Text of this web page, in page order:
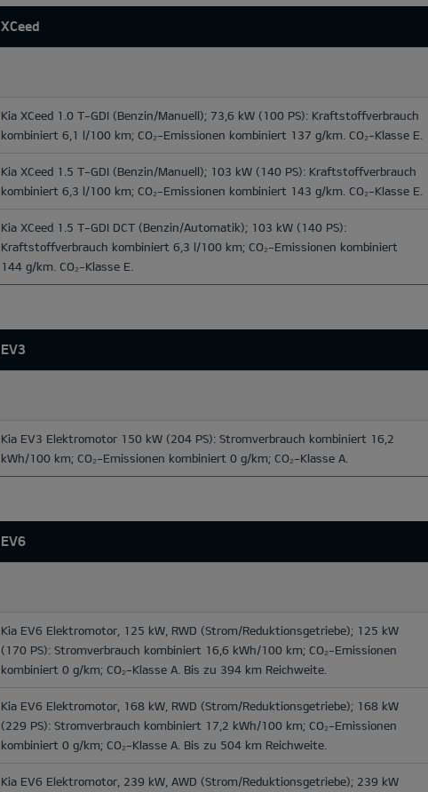
XCeed
Kia XCeed 1.0 T-GDI (Benzin/Manuell); 73,6 kW (100 PS): Kraftstoffverbrauch
kombiniert 6,1 l/100 km; CO₂-Emissionen kombiniert 137 g/km. CO₂-Klasse E.
Kia XCeed 1.5 T-GDI (Benzin/Manuell); 103 kW (140 PS): Kraftstoffverbrauch
kombiniert 6,3 l/100 km; CO₂-Emissionen kombiniert 143 g/km. CO₂-Klasse E.
Kia XCeed 1.5 T-GDI DCT (Benzin/Automatik); 103 kW (140 PS):
Kraftstoffverbrauch kombiniert 6,3 l/100 km; CO₂-Emissionen kombiniert
144 g/km. CO₂-Klasse E.
EV3
Kia EV3 Elektromotor 150 kW (204 PS): Stromverbrauch kombiniert 16,2
kWh/100 km; CO₂-Emissionen kombiniert 0 g/km; CO₂-Klasse A.
EV6
Kia EV6 Elektromotor, 125 kW, RWD (Strom/Reduktionsgetriebe); 125 kW
(170 PS): Stromverbrauch kombiniert 16,6 kWh/100 km; CO₂-Emissionen
kombiniert 0 g/km; CO₂-Klasse A. Bis zu 394 km Reichweite.
Kia EV6 Elektromotor, 168 kW, RWD (Strom/Reduktionsgetriebe); 168 kW
(229 PS): Stromverbrauch kombiniert 17,2 kWh/100 km; CO₂-Emissionen
kombiniert 0 g/km; CO₂-Klasse A. Bis zu 504 km Reichweite.
Kia EV6 Elektromotor, 239 kW, AWD (Strom/Reduktionsgetriebe); 239 kW